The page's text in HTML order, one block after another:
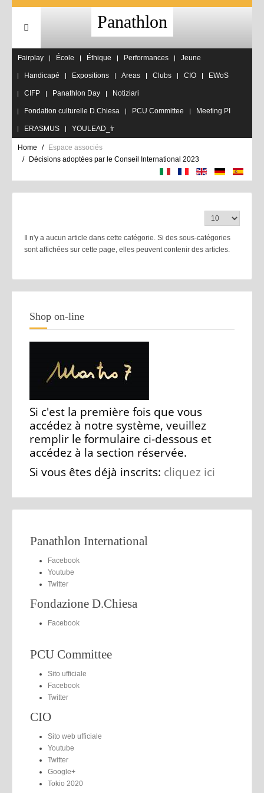
Panathlon
Fairplay École Éthique Performances Jeune
Handicapé Expositions Areas Clubs CIO EWoS
CIFP Panathlon Day Notiziari
Fondation culturelle D.Chiesa PCU Committee Meeting PI
ERASMUS YOULEAD_fr
Home
Espace associés
Décisions adoptées par le Conseil International 2023
Affichage #
Il n'y a aucun article dans cette catégorie. Si des sous-catégories
sont affichées sur cette page, elles peuvent contenir des articles.
Shop on-line
Si c'est la première fois que vous
accédez à notre système, veuillez
remplir le formulaire ci-dessous et
accédez à la section réservée.
Si vous êtes déjà inscrits: cliquez ici
Panathlon International
Facebook
Youtube
Twitter
Fondazione D.Chiesa
Facebook
PCU Committee
Sito ufficiale
Facebook
Twitter
CIO
Sito web ufficiale
Youtube
Twitter
Google+
Tokio 2020